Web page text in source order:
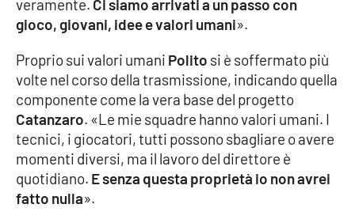
SPECIALI
LA
CALABRIAVISIONE
Destinazioni
Eventi
veramente. Ci siamo arrivati a un passo con
gioco, giovani, idee e valori umani».
Proprio sui valori umani Polito si è soffermato più
volte nel corso della trasmissione, indicando quella
componente come la vera base del progetto
Catanzaro. «Le mie squadre hanno valori umani. I
tecnici, i giocatori, tutti possono sbagliare o avere
momenti diversi, ma il lavoro del direttore è
quotidiano. E senza questa proprietà io non avrei
fatto nulla».